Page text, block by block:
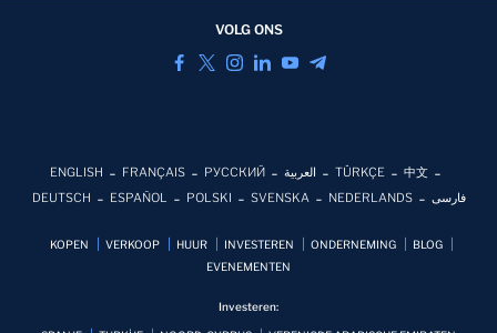
VOLG ONS
ENGLISH FRANÇAIS РУССКИЙ العربية TÜRKÇE
中文
DEUTSCH
ESPAÑOL POLSKI SVENSKA NEDERLANDS فارسی
KOPEN VERKOOP HUUR INVESTEREN ONDERNEMING
BLOG
EVENEMENTEN
Investeren: